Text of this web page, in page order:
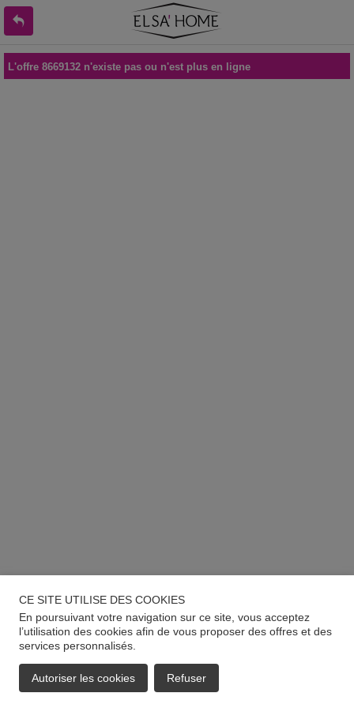
L'offre 8669132 n'existe pas ou n'est plus en ligne
CE SITE UTILISE DES COOKIES
En poursuivant votre navigation sur ce site, vous acceptez
l’utilisation des cookies afin de vous proposer des offres et des
services personnalisés.
Autoriser les cookies Refuser